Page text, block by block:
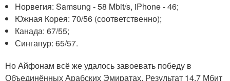
Норвегия: Samsung - 58 Mbit/s, iPhone - 46;
Южная Корея: 70/56 (соответственно);
Канада: 67/55;
Сингапур: 65/57.
Но Айфонам всё же удалось завоевать победу в
Объединённых Арабских Эмиратах. Результат 14,7 Мбит